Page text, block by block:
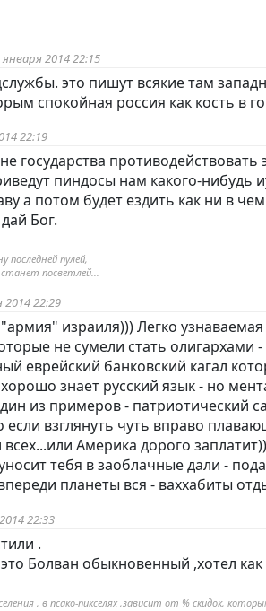
января 2014 22:15
это пишут всякие там
спокойная россия как кость в
22:19
государства
пиндосы нам какого-нибудь
а потом будет ездить как ни в
Бог.
последней пулей,
посветлей...
2014 22:29
израиля))) Легко
не сумели стать олигархами
еврейский банковский кагал
знает русский язык - но
из примеров - патриотический
если взглянуть чуть вправо
Америка дорого
тебя в заоблачные дали -
планеты вся - ваххабиты
22:33
.
Болван обыкновенный ,хотел
, в псако-пикселях ,зависит от % скидок,